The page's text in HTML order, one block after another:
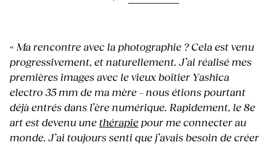
« Ma rencontre avec la photographie ? Cela est venu
progressivement, et naturellement. J’ai réalisé mes
premières images avec le vieux boîtier Yashica
electro 35 mm de ma mère – nous étions pourtant
déjà entrés dans l’ère numérique. Rapidement, le 8e
art est devenu une thérapie pour me connecter au
monde. J’ai toujours senti que j’avais besoin de créer